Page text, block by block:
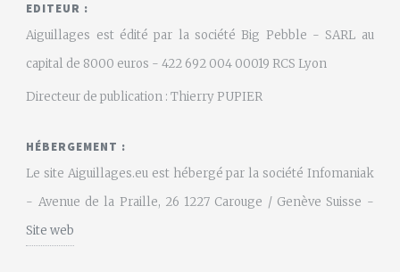
EDITEUR :
Aiguillages est édité par la société Big Pebble - SARL au
capital de 8000 euros - 422 692 004 00019 RCS Lyon
Directeur de publication : Thierry PUPIER
HÉBERGEMENT :
Le site Aiguillages.eu est hébergé par la société Infomaniak
- Avenue de la Praille, 26 1227 Carouge / Genève Suisse -
Site web